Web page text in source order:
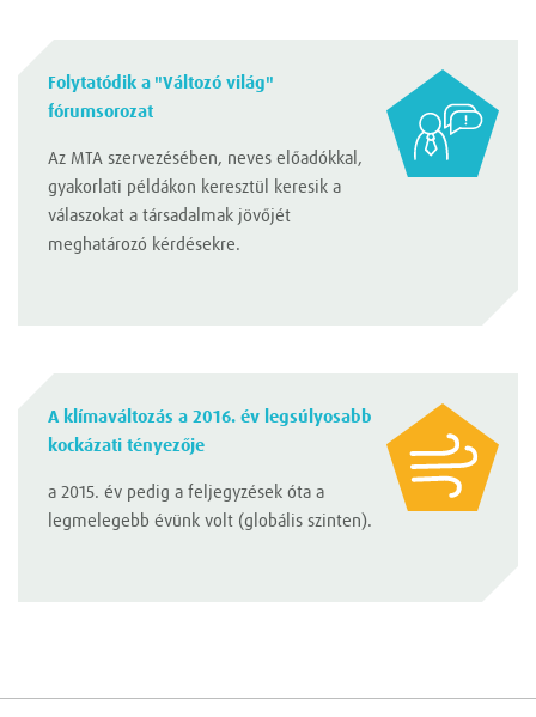
Folytatódik a "Változó világ"
fórumsorozat
Az MTA szervezésében, neves előadókkal,
gyakorlati példákon keresztül keresik a
válaszokat a társadalmak jövőjét
meghatározó kérdésekre.
A klímaváltozás a 2016. év legsúlyosabb
kockázati tényezője
a 2015. év pedig a feljegyzések óta a
legmelegebb évünk volt (globális szinten).